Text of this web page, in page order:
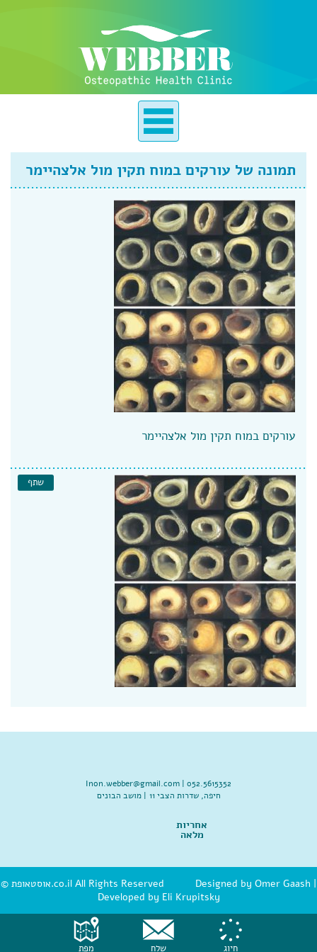
תמונה של עורקים במוח תקין מול אלצהיימר
עורקים במוח תקין מול אלצהיימר
שתף
052.5615352 |
Inon.webber@gmail.com
חיפה, שדרות הצבי 11 | מושב הבונים
אחריות
מלאה
© אוסטאופת.co.il All Rights Reserved Designed by Omer Gaash |
Developed by Eli Krupitsky
חיוג שלח מפת